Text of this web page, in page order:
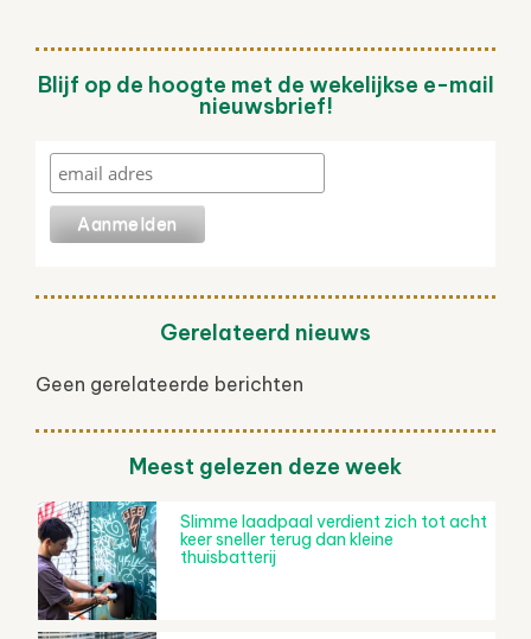
Blijf op de hoogte met de wekelijkse e-mail
nieuwsbrief!
Gerelateerd nieuws
Geen gerelateerde berichten
Meest gelezen deze week
Slimme laadpaal verdient zich tot acht
keer sneller terug dan kleine
thuisbatterij